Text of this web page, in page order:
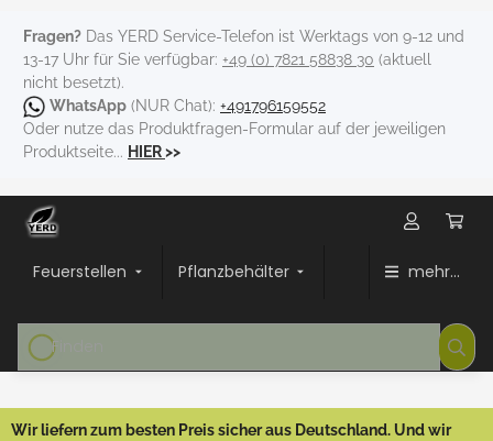
Fragen? Das YERD Service-Telefon ist Werktags von 9-12 und
13-17 Uhr für Sie verfügbar: +49 (0) 7821 58838 30 (aktuell
nicht besetzt).
WhatsApp (NUR Chat): +491796159552
Oder nutze das Produktfragen-Formular auf der jeweiligen
Produktseite... HIER>>
Feuerstellen Pflanzbehälter mehr...
Wir liefern zum besten Preis sicher aus Deutschland. Und wir